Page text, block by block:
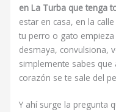
en La Turba que tenga
estar en casa, en la
tu perro o gato
desmaya, convulsiona,
simplemente sabes
corazón se te sale del
Y ahí surge la pregunta